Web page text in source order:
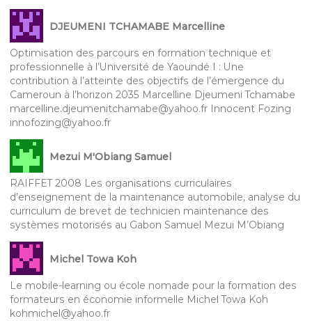
DJEUMENI TCHAMABE Marcelline
Optimisation des parcours en formation technique et
professionnelle à l’Université de Yaoundé I : Une
contribution à l’atteinte des objectifs de l’émergence du
Cameroun à l’horizon 2035 Marcelline Djeumeni Tchamabe
marcelline.djeumenitchamabe@yahoo.fr Innocent Fozing
innofozing@yahoo.fr
Mezui M'Obiang Samuel
RAIFFET 2008 Les organisations curriculaires
d’enseignement de la maintenance automobile, analyse du
curriculum de brevet de technicien maintenance des
systèmes motorisés au Gabon Samuel Mezui M’Obiang
Michel Towa Koh
Le mobile-learning ou école nomade pour la formation des
formateurs en économie informelle Michel Towa Koh
kohmichel@yahoo.fr